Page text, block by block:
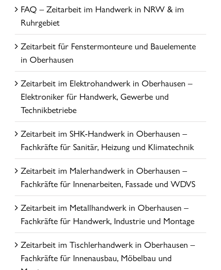
FAQ – Zeitarbeit im Handwerk in NRW & im
Ruhrgebiet
Zeitarbeit für Fenstermonteure und Bauelemente
in Oberhausen
Zeitarbeit im Elektrohandwerk in Oberhausen –
Elektroniker für Handwerk, Gewerbe und
Technikbetriebe
Zeitarbeit im SHK-Handwerk in Oberhausen –
Fachkräfte für Sanitär, Heizung und Klimatechnik
Zeitarbeit im Malerhandwerk in Oberhausen –
Fachkräfte für Innenarbeiten, Fassade und WDVS
Zeitarbeit im Metallhandwerk in Oberhausen –
Fachkräfte für Handwerk, Industrie und Montage
Zeitarbeit im Tischlerhandwerk in Oberhausen –
Fachkräfte für Innenausbau, Möbelbau und